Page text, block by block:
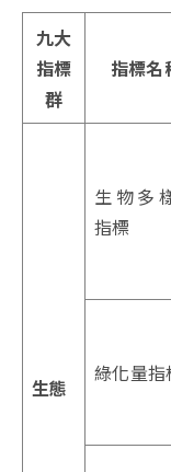
九大
指標
群
指標名
生態
生物多
指標
綠化量指